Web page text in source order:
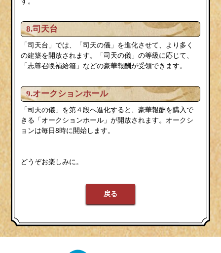
8.司天台
「司天台」では、「司天の儀」を進化させて、より多く
の建築を開放されます。「司天の儀」の等級に応じて、
「志尊召喚補給箱」などの豪華報酬が受領できます。
9.オークションホール
「司天の儀」を第４段へ進化すると、豪華報酬を購入で
きる「オークションホール」が開放されます。オークシ
ョンは毎日8時に開始します。
どうぞお楽しみに。
戻る